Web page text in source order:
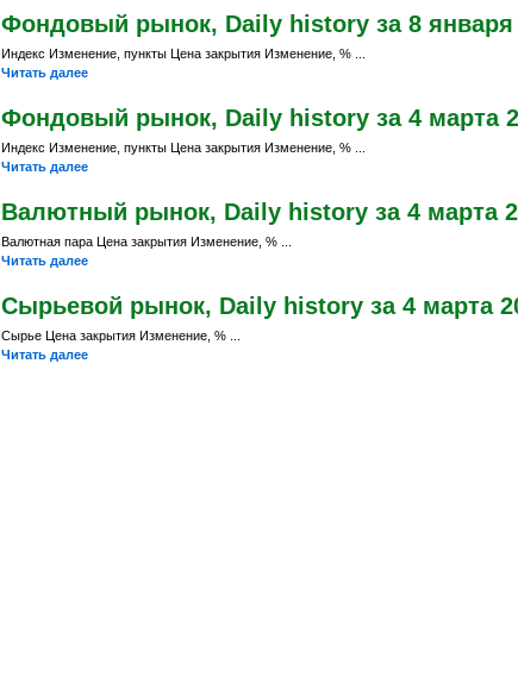
Фондовый рынок, Daily history за 8 января
Индекс Изменение, пункты Цена закрытия Изменение, % ...
Читать далее
Фондовый рынок, Daily history за 4 марта
Индекс Изменение, пункты Цена закрытия Изменение, % ...
Читать далее
Валютный рынок, Daily history за 4 марта
Валютная пара Цена закрытия Изменение, % ...
Читать далее
Сырьевой рынок, Daily history за 4 марта
Сырье Цена закрытия Изменение, % ...
Читать далее